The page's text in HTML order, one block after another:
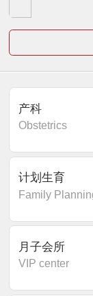
产科
Obstetrics
计划生育
Family
月子会所
VIP center